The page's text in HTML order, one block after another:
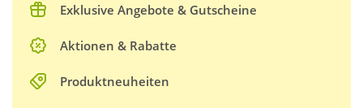
Exklusive Angebote & Gutscheine
Aktionen & Rabatte
Produktneuheiten